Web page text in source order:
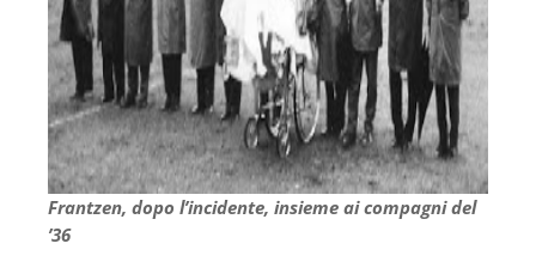
Frantzen, dopo l’incidente, insieme ai compagni del
’36